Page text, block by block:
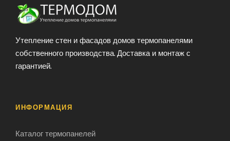
Утепление стен и фасадов домов термопанелями
собственного производства. Доставка и монтаж с
гарантией.
ИНФОРМАЦИЯ
Каталог термопанелей